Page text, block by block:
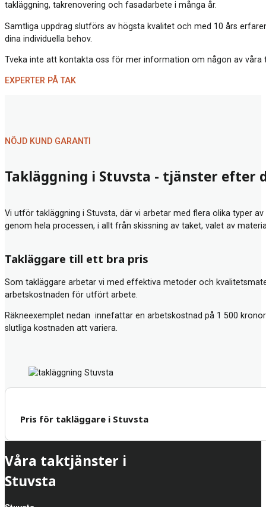
takläggning, takrenovering och fasadarbete i många år.
Samtliga uppdrag slutförs av högsta kvalitet och med 10 års
dina individuella behov.
Tveka inte att kontakta oss för mer information om någon av
EXPERTER PÅ TAK
Takläggning i Stuvsta - tjänster efter
Vi utför takläggning i Stuvsta, där vi arbetar med flera olika typer
genom hela processen, i allt från skissning av taket, valet av
NÖJD KUND GARANTI
Takläggare till ett bra pris
Som takläggare arbetar vi med effektiva metoder och
arbetskostnaden för utfört arbete.
Räkneexemplet nedan innefattar en arbetskostnad på 1 500
slutliga kostnaden att variera.
Pris för takläggare i Stuvsta
Våra taktjänster i
Stuvsta